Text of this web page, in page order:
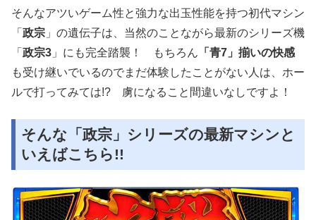
そんなアツいゲーム性と強力な出玉性能を持つ初代マシン
「 政宗 」の遺伝子は、当然のことながら最新のシリーズ機
「 政宗3 」にも完全踏襲！ もちろん 「青7」揃いの快感
も受け継いでいるのでまだ体験したことがない人は、ホー
ルで打ってみては!? 虜になること間違いなしですよ！
そんな「政宗」シリーズの最新マシンと
いえばこちら!!